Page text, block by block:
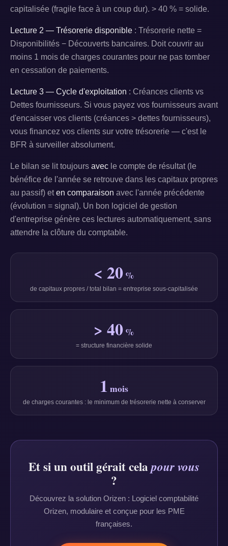
capitalisée (fragile face à un coup dur). > 40 % = solide.
Lecture 2 — Trésorerie disponible : Trésorerie nette =
Disponibilités − Découverts bancaires. Doit couvrir au
moins 1 mois de charges courantes pour ne pas tomber
en cessation de paiements.
Lecture 3 — Cycle d'exploitation : Créances clients vs
Dettes fournisseurs. Si vous payez vos fournisseurs avant
d'encaisser vos clients (créances > dettes fournisseurs),
vous financez vos clients sur votre trésorerie — c'est le
BFR à surveiller absolument.
Le bilan se lit toujours avec le compte de résultat (le
bénéfice de l'année se retrouve dans les capitaux propres
au passif) eten comparaison avec l'année précédente
(évolution = signal). Un bon logiciel de gestion
d'entreprise génère ces lectures automatiquement, sans
attendre la clôture du comptable.
< 20%
de capitaux propres / total bilan = entreprise sous-capitalisée
> 40%
= structure financière solide
1 mois
de charges courantes : le minimum de trésorerie nette à conserver
Et si un outil gérait celapour vous
?
Découvrez la solution Orizen : Logiciel comptabilité
Orizen, modulaire et conçue pour les PME
françaises.